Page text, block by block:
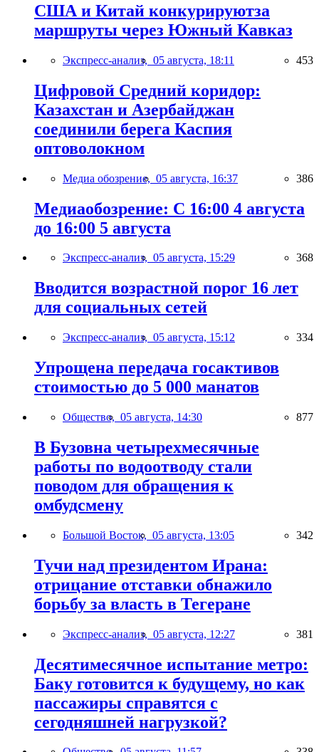
США и Китай конкурируютза
маршруты через Южный Кавказ
Экспресс-анализ, 05 августа, 18:11 453
Цифровой Средний коридор:
Казахстан и Азербайджан
соединили берега Каспия
оптоволокном
Медиа обозрение, 05 августа, 16:37 386
Медиаобозрение: С 16:00 4 августа
до 16:00 5 августа
Экспресс-анализ, 05 августа, 15:29 368
Вводится возрастной порог 16 лет
для социальных сетей
Экспресс-анализ, 05 августа, 15:12 334
Упрощена передача госактивов
стоимостью до 5 000 манатов
Общество, 05 августа, 14:30 877
В Бузовна четырехмесячные
работы по водоотводу стали
поводом для обращения к
омбудсмену
Большой Восток, 05 августа, 13:05 342
Тучи над президентом Ирана:
отрицание отставки обнажило
борьбу за власть в Тегеране
Экспресс-анализ, 05 августа, 12:27 381
Десятимесячное испытание метро:
Баку готовится к будущему, но как
пассажиры справятся с
сегодняшней нагрузкой?